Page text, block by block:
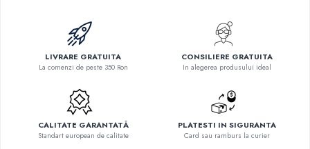
LIVRARE GRATUITA
La comenzi de peste 350 Ron
CONSILIERE GRATUITA
In alegerea produsului ideal
CALITATE GARANTATĂ
Standart european de calitate
PLATESTI IN SIGURANTA
Card sau ramburs la curier